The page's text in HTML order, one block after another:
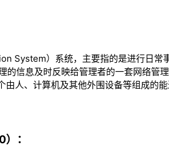
System）系统，主要指的是进行日常
的信息及时反映给管理者的一套网络管
人、计算机及其他外围设备等组成的
：